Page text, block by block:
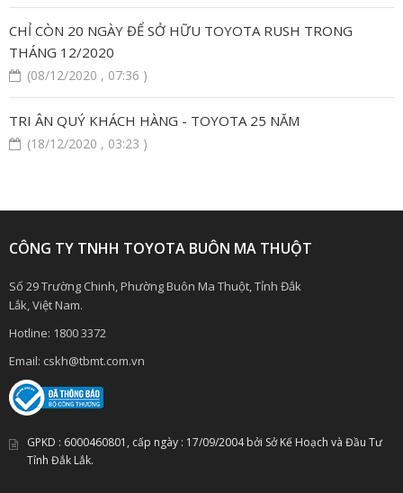
CHỈ CÒN 20 NGÀY ĐỂ SỞ HỮU TOYOTA RUSH TRONG
THÁNG 12/2020
(08/12/2020 , 07:36 )
TRI ÂN QUÝ KHÁCH HÀNG - TOYOTA 25 NĂM
(18/12/2020 , 03:23 )
CÔNG TY TNHH TOYOTA BUÔN MA THUỘT
Số 29 Trường Chinh, Phường Buôn Ma Thuột, Tỉnh Đắk
Lắk, Việt Nam.
Hotline: 1800 3372
Email: cskh@tbmt.com.vn
GPKD : 6000460801 , cấp ngày : 17/09/2004bởi Sở Kế Hoạch và Đầu Tư
Tỉnh Đắk Lắk.